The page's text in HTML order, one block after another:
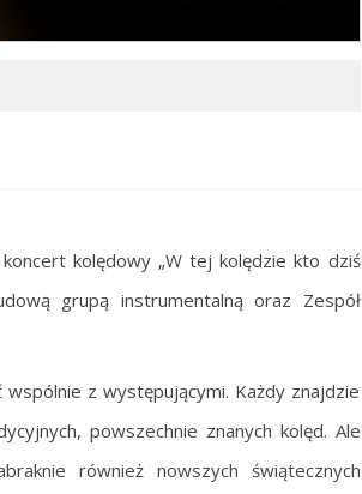
kolędowy „W tej kolędzie kto dziś
grupą instrumentalną oraz Zespół
wspólnie z występującymi. Każdy znajdzie
powszechnie znanych kolęd. Ale
również nowszych świątecznych